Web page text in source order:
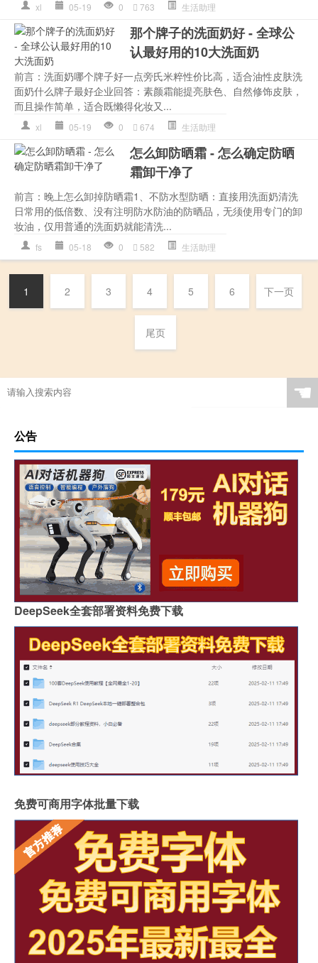
xl 05-19 0 763 生活助理
那个牌子的洗面奶好 - 全球公
认最好用的10大洗面奶
前言：洗面奶哪个牌子好一点旁氏米粹性价比高，适合油性皮肤洗
面奶什么牌子最好企业回答：素颜霜能提亮肤色、自然修饰皮肤，
而且操作简单，适合既懒得化妆又...
xl 05-19 0 674 生活助理
怎么卸防晒霜 - 怎么确定防晒
霜卸干净了
前言：晚上怎么卸掉防晒霜1、不防水型防晒：直接用洗面奶清洗
日常用的低倍数、没有注明防水防油的防晒品，无须使用专门的卸
妆油，仅用普通的洗面奶就能清洗...
fs 05-18 0 582 生活助理
1 2 3 4 5 6 下一页
尾页
☚
公告
DeepSeek全套部署资料免费下载
免费可商用字体批量下载